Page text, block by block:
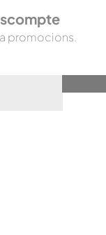
promocions.